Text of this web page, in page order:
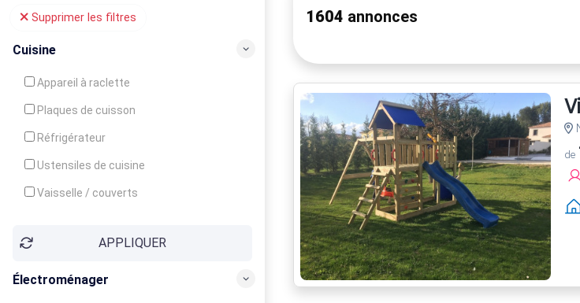
Supprimer les filtres
Cuisine
Appareil à raclette
Plaques de cuisson
Réfrigérateur
Ustensiles de cuisine
Vaisselle / couverts
Congélateur
APPLIQUER
Électroménager
1604 annonces
de